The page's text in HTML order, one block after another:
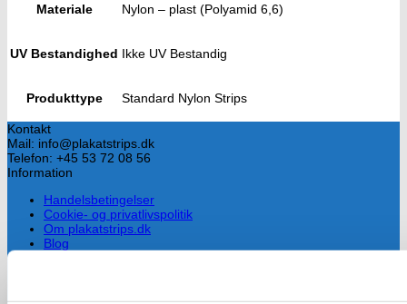
Materiale Nylon – plast (Polyamid 6,6)
UV Bestandighed Ikke UV Bestandig
Produkttype Standard Nylon Strips
Kontakt
Mail: info@plakatstrips.dk
Telefon: +45 53 72 08 56
Information
Handelsbetingelser
Cookie- og privatlivspolitik
Om plakatstrips.dk
Blog